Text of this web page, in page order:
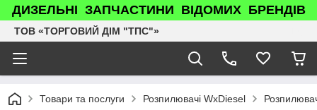
ДИЗЕЛЬНІ ЗАПЧАСТИНИ ВІДОМИХ БРЕНДІВ
ТОВ «ТОРГОВИЙ ДІМ "ТПС"»
Товари та послуги Розпилювачі WxDiesel